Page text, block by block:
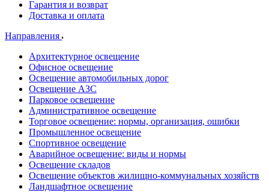
Гарантия и возврат
Доставка и оплата
Направления
Архитектурное освещение
Офисное освещение
Освещение автомобильных дорог
Освещение АЗС
Парковое освещение
Административное освещение
Торговое освещение: нормы, организация, ошибки
Промышленное освещение
Спортивное освещение
Аварийное освещение: виды и нормы
Освещение складов
Освещение объектов жилищно-коммунальных хозяйств
Ландшафтное освещение